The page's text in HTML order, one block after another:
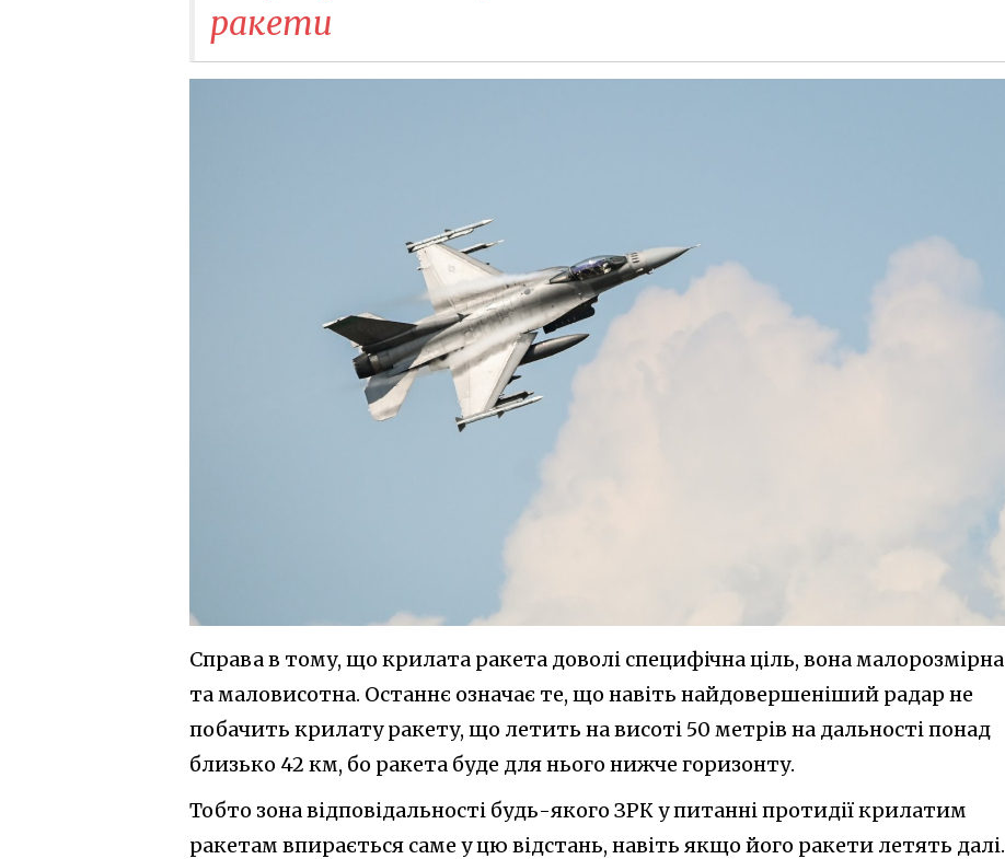
ракети
Справа в тому, що крилата ракета доволі специфічна ціль, вона малорозмірна
та маловисотна. Останнє означає те, що навіть найдовершеніший радар не
побачить крилату ракету, що летить на висоті 50 метрів на дальності понад
близько 42 км, бо ракета буде для нього нижче горизонту.
Тобто зона відповідальності будь-якого ЗРК у питанні протидії крилатим
ракетам впирається саме у цю відстань, навіть якщо його ракети летять далі.